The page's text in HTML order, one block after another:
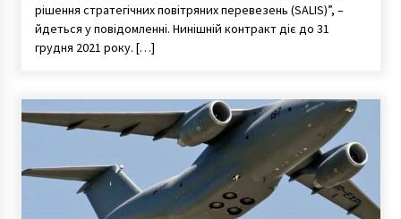
Защитники кофе-машины устроили ДТП и
приковывали себя наручниками (ФОТО,
рішення стратегічних повітряних перевезень (SALIS)”, –
йдеться у повідомленні. Нинішній контракт діє до 31
грудня 2021 року. […]